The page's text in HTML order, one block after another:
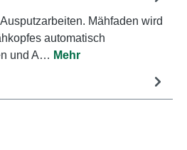
Mähfaden wird
automatisch
und A… Mehr